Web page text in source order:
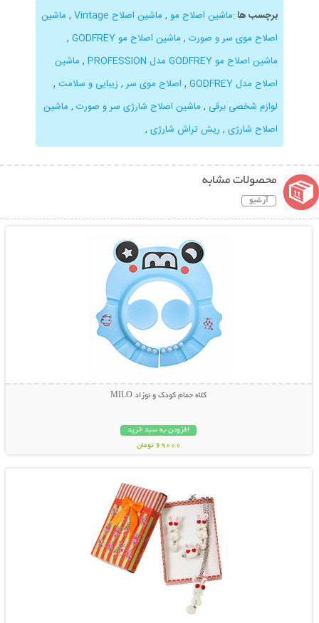
برچسب ها:ماشین اصلاح مو , ماشین اصلاح Vintage , ماشین
اصلاح موی سر و صورت , ماشین اصلاح مو GODFREY
,
ماشین اصلاح مو GODFREY مدل PROFESSION
, ماشین
اصلاح مدل GODFREY
, اصلاح موی سر , زیبایی و سلامت ,
لوازم شخصی برقی , ماشین اصلاح شارژی سر و صورت , ماشین
اصلاح شارژی , ریش تراش شارژی ,
محصولات مشابه
آرشیو
کلاه حمام کودک و نوزاد MILO
افزودن به سبد خرید
69000 تومان
نمایش توضیحات بیشتر